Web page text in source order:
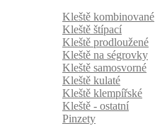
Kleště kombinované
Kleště štípací
Kleště prodloužené
Kleště na ségrovky
Kleště samosvorné
Kleště kulaté
Kleště klempířské
Kleště - ostatní
Pinzety